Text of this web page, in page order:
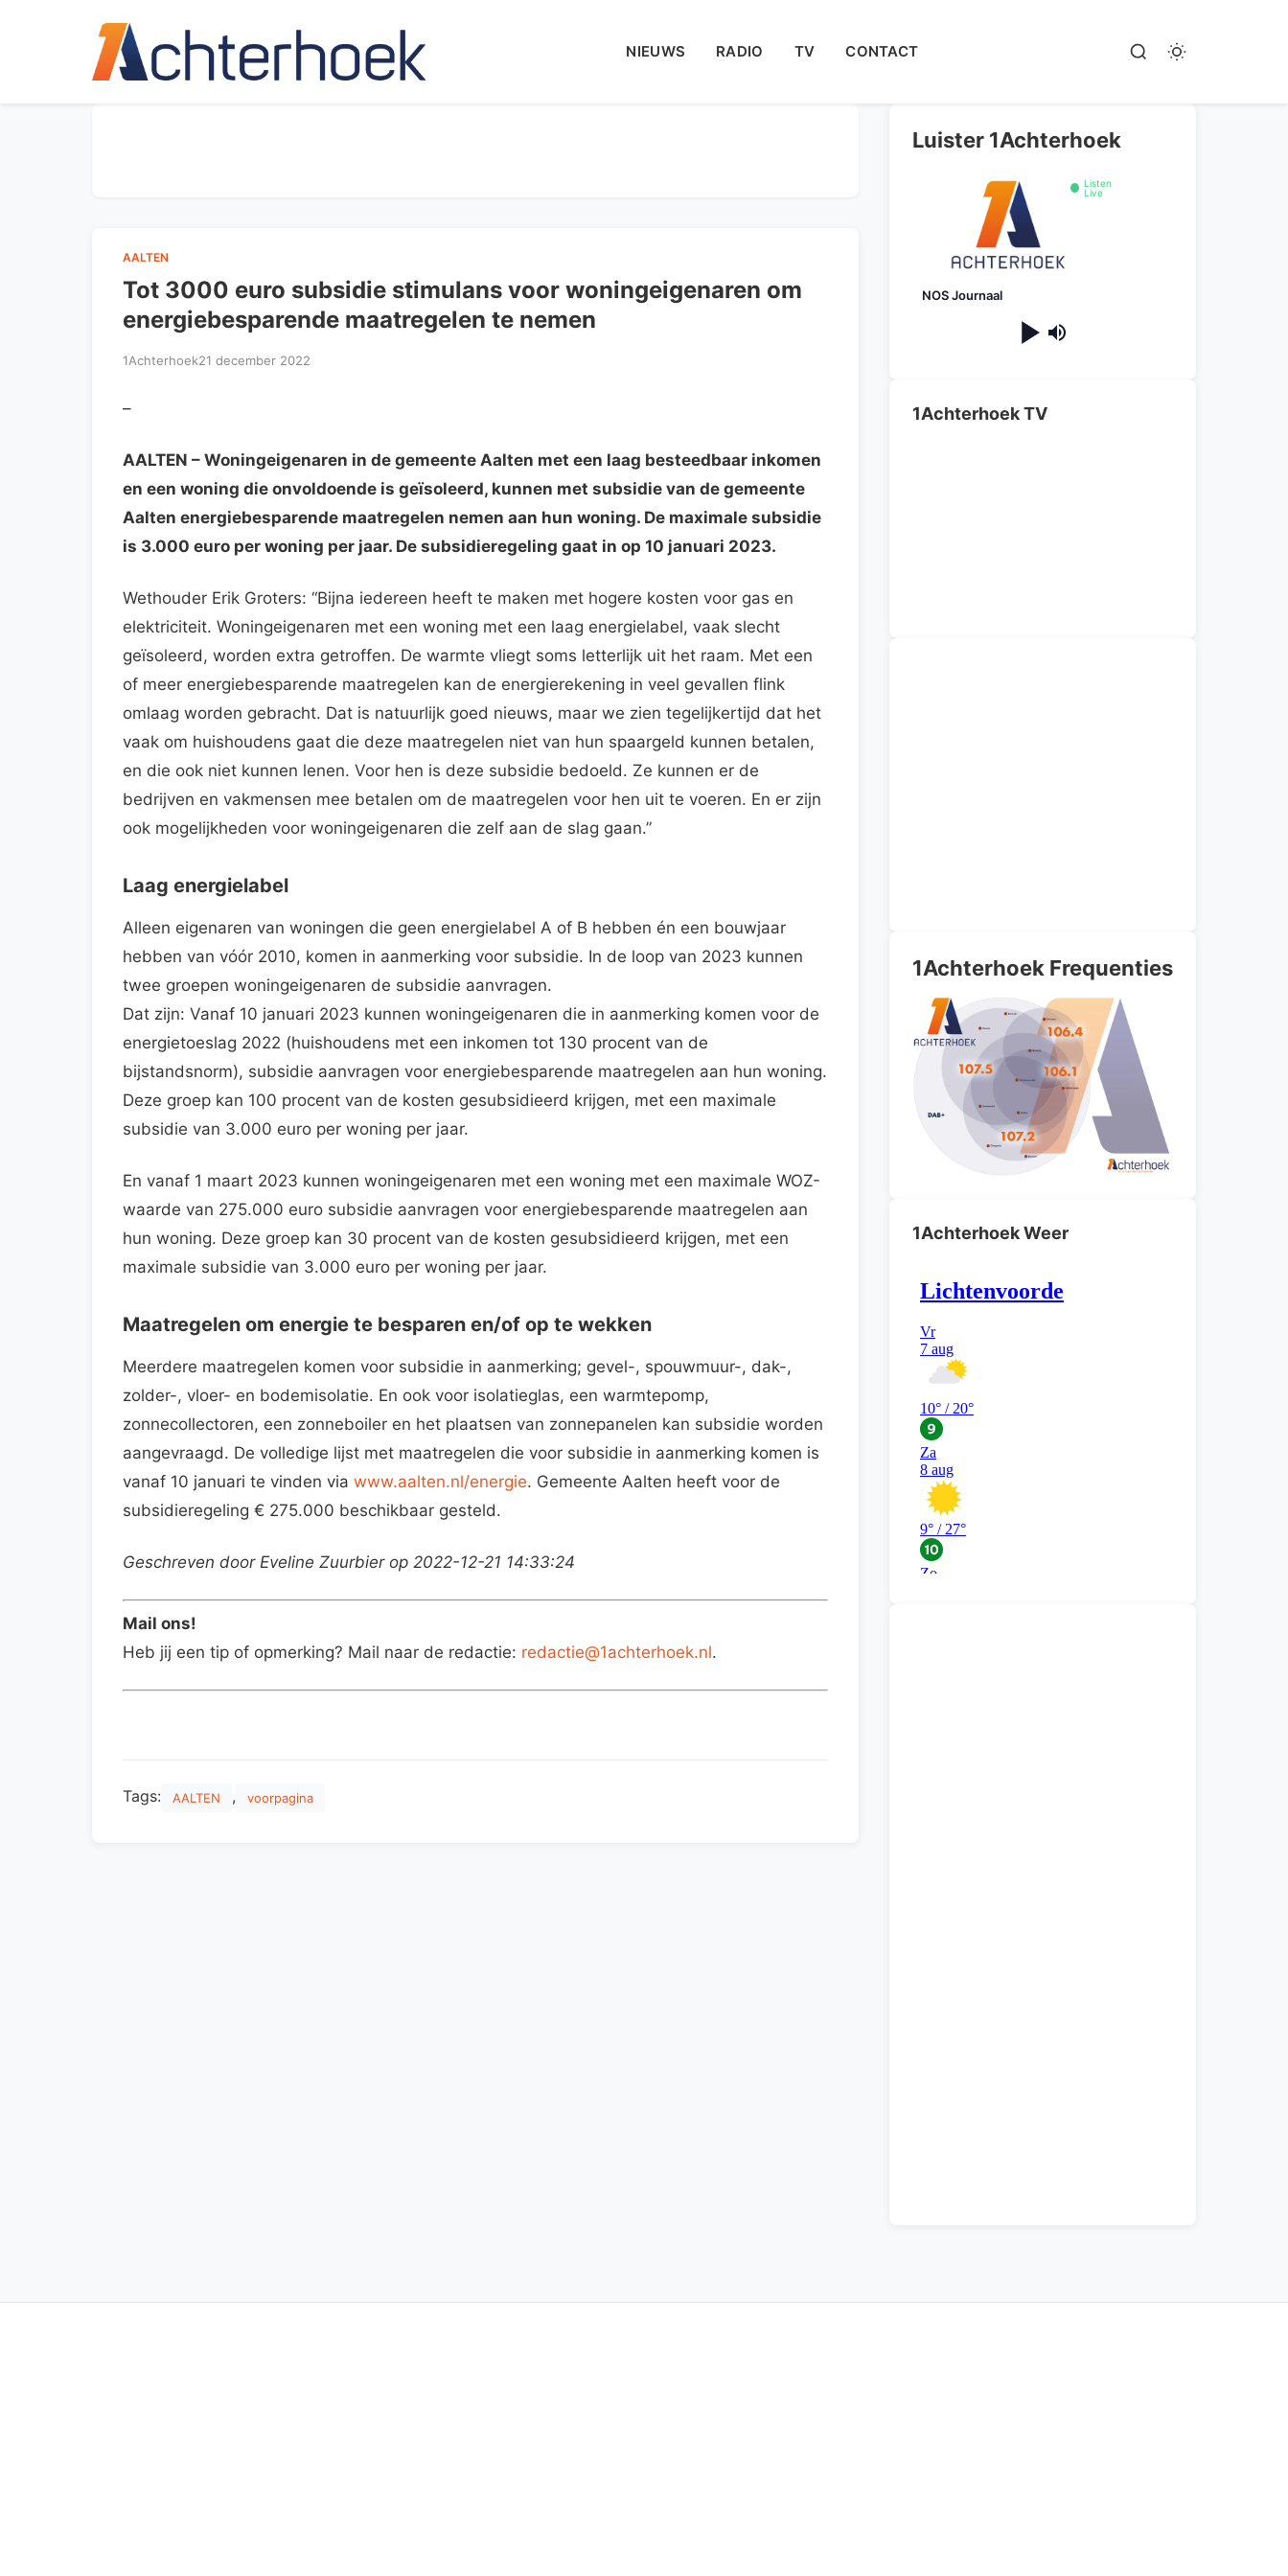
NIEUWS RADIO TV CONTACT
AALTEN
Tot 3000 euro subsidie stimulans voor woningeigenaren om
energiebesparende maatregelen te nemen
1Achterhoek21 december 2022
–
AALTEN – Woningeigenaren in de gemeente Aalten met een laag besteedbaar inkomen
en een woning die onvoldoende is geïsoleerd, kunnen met subsidie van de gemeente
Aalten energiebesparende maatregelen nemen aan hun woning. De maximale subsidie
is 3.000 euro per woning per jaar. De subsidieregeling gaat in op 10 januari 2023.
Wethouder Erik Groters: “Bijna iedereen heeft te maken met hogere kosten voor gas en
elektriciteit. Woningeigenaren met een woning met een laag energielabel, vaak slecht
geïsoleerd, worden extra getroffen. De warmte vliegt soms letterlijk uit het raam. Met een
of meer energiebesparende maatregelen kan de energierekening in veel gevallen flink
omlaag worden gebracht. Dat is natuurlijk goed nieuws, maar we zien tegelijkertijd dat het
vaak om huishoudens gaat die deze maatregelen niet van hun spaargeld kunnen betalen,
en die ook niet kunnen lenen. Voor hen is deze subsidie bedoeld. Ze kunnen er de
bedrijven en vakmensen mee betalen om de maatregelen voor hen uit te voeren. En er zijn
ook mogelijkheden voor woningeigenaren die zelf aan de slag gaan.”
Laag energielabel
Alleen eigenaren van woningen die geen energielabel A of B hebben én een bouwjaar
hebben van vóór 2010, komen in aanmerking voor subsidie. In de loop van 2023 kunnen
twee groepen woningeigenaren de subsidie aanvragen.
Dat zijn: Vanaf 10 januari 2023 kunnen woningeigenaren die in aanmerking komen voor de
energietoeslag 2022 (huishoudens met een inkomen tot 130 procent van de
bijstandsnorm), subsidie aanvragen voor energiebesparende maatregelen aan hun woning.
Deze groep kan 100 procent van de kosten gesubsidieerd krijgen, met een maximale
subsidie van 3.000 euro per woning per jaar.
En vanaf 1 maart 2023 kunnen woningeigenaren met een woning met een maximale WOZ-
waarde van 275.000 euro subsidie aanvragen voor energiebesparende maatregelen aan
hun woning. Deze groep kan 30 procent van de kosten gesubsidieerd krijgen, met een
maximale subsidie van 3.000 euro per woning per jaar.
Maatregelen om energie te besparen en/of op te wekken
Meerdere maatregelen komen voor subsidie in aanmerking; gevel-, spouwmuur-, dak-,
zolder-, vloer- en bodemisolatie. En ook voor isolatieglas, een warmtepomp,
zonnecollectoren, een zonneboiler en het plaatsen van zonnepanelen kan subsidie worden
aangevraagd. De volledige lijst met maatregelen die voor subsidie in aanmerking komen is
vanaf 10 januari te vinden via www.aalten.nl/energie. Gemeente Aalten heeft voor de
subsidieregeling € 275.000 beschikbaar gesteld.
Geschreven door Eveline Zuurbier op 2022-12-21 14:33:24
Mail ons!
Heb jij een tip of opmerking? Mail naar de redactie: redactie@1achterhoek.nl.
Tags: AALTEN , voorpagina
Luister 1Achterhoek
Listen
Live
NOS Journaal
1Achterhoek TV
1Achterhoek Frequenties
1Achterhoek Weer